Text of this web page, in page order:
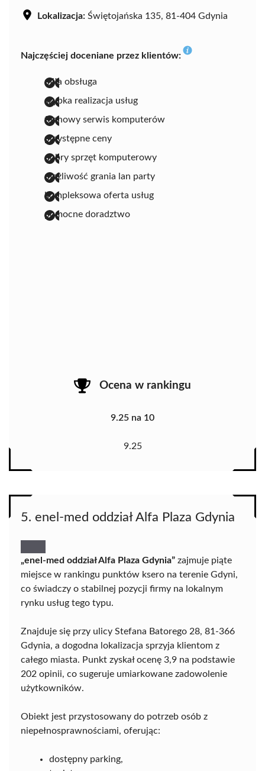
Lokalizacja: Świętojańska 135, 81-404 Gdynia
Najczęściej doceniane przez klientów:
miła obsługa
szybka realizacja usług
fachowy serwis komputerów
przystępne ceny
dobry sprzęt komputerowy
możliwość grania lan party
kompleksowa oferta usług
pomocne doradztwo
Ocena w rankingu
9.25 na 10
9.25
5. enel-med oddział Alfa Plaza Gdynia
„enel-med oddział Alfa Plaza Gdynia” zajmuje piąte
miejsce w rankingu punktów ksero na terenie Gdyni,
co świadczy o stabilnej pozycji firmy na lokalnym
rynku usług tego typu.
Znajduje się przy ulicy Stefana Batorego 28, 81-366
Gdynia, a dogodna lokalizacja sprzyja klientom z
całego miasta. Punkt zyskał ocenę 3,9 na podstawie
202 opinii, co sugeruje umiarkowane zadowolenie
użytkowników.
Obiekt jest przystosowany do potrzeb osób z
niepełnosprawnościami, oferując:
dostępny parking,